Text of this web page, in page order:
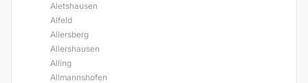
Aletshausen
Alfeld
Allersberg
Allershausen
Alling
Allmannshofen